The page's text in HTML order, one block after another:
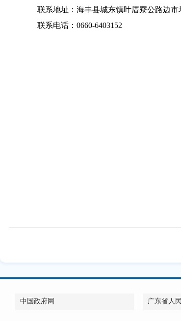
联系地址：海丰县城东镇叶厝寮公路边市
联系电话：0660-6403152
海丰县市场
2025年7
中国政府网 广东省人